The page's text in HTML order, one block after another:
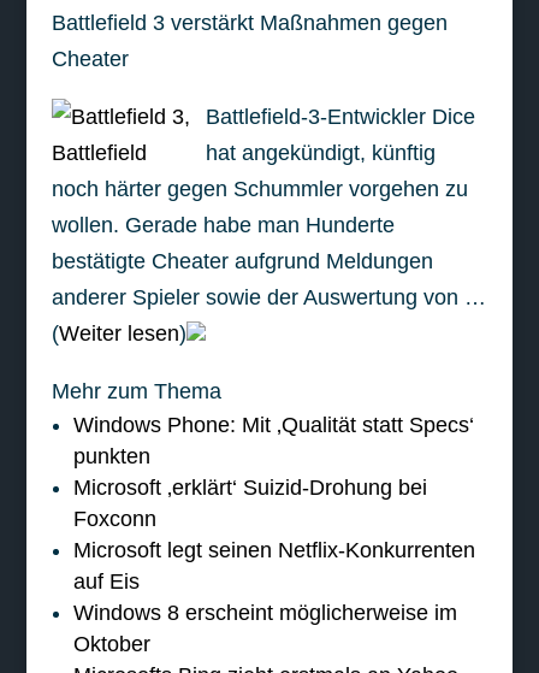
Battlefield 3 verstärkt Maßnahmen gegen
Cheater
Battlefield-3-Entwickler Dice
hat angekündigt, künftig
noch härter gegen Schummler vorgehen zu
wollen. Gerade habe man Hunderte
bestätigte Cheater aufgrund Meldungen
anderer Spieler sowie der Auswertung von …
(Weiter lesen)
Mehr zum Thema
Windows Phone: Mit ‚Qualität statt Specs‘
punkten
Microsoft ‚erklärt‘ Suizid-Drohung bei
Foxconn
Microsoft legt seinen Netflix-Konkurrenten
auf Eis
Windows 8 erscheint möglicherweise im
Oktober